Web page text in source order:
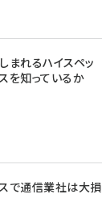
まれるハイスペッ
を知っているか
で通信業社は大損